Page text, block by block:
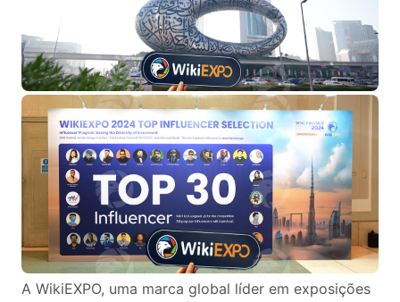
A WikiEXPO, uma marca global líder em exposições